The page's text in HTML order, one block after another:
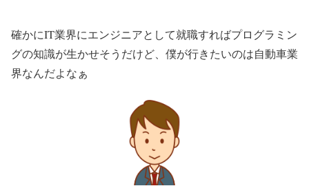
確かにIT業界にエンジニアとして就職すればプログラミン
グの知識が生かせそうだけど、僕が行きたいのは自動車業
界なんだよなぁ